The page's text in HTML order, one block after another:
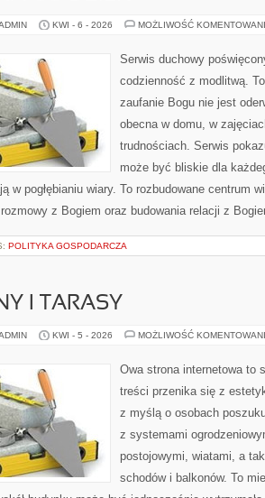
KWI - 6 - 2026 MOŻLIWOŚĆ
Serwis duchowy
codzienność z modlitwą.
zaufanie Bogu nie jest
obecna w domu, w
trudnościach. Serwis
może być bliskie dla
w pogłębianiu wiary. To rozbudowane centrum
z Bogiem oraz budowania relacji z
POLITYKA GOSPODARCZA
I TARASY
KWI - 5 - 2026 MOŻLIWOŚĆ
Owa strona internetowa to
treści przenika się z
z myślą o osobach
z systemami
postojowymi, wiatami, a
schodów i balkonów. To